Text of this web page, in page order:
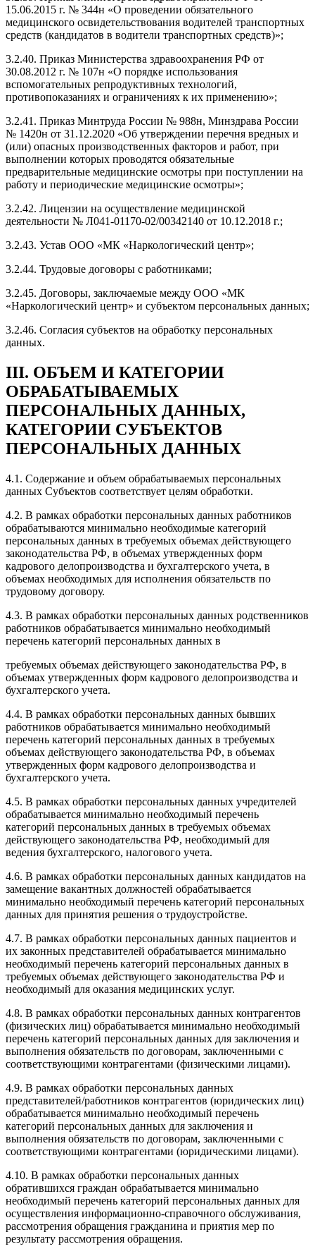
15.06.2015 г. № 344н «О проведении обязательного
медицинского освидетельствования водителей транспортных
средств (кандидатов в водители транспортных средств)»;
3.2.40. Приказ Министерства здравоохранения РФ от
30.08.2012 г. № 107н «О порядке использования
вспомогательных репродуктивных технологий,
противопоказаниях и ограничениях к их применению»;
3.2.41. Приказ Минтруда России № 988н, Минздрава России
№ 1420н от 31.12.2020 «Об утверждении перечня вредных и
(или) опасных производственных факторов и работ, при
выполнении которых проводятся обязательные
предварительные медицинские осмотры при поступлении на
работу и периодические медицинские осмотры»;
3.2.42. Лицензии на осуществление медицинской
деятельности № Л041-01170-02/00342140 от 10.12.2018 г.;
3.2.43. Устав ООО «МК «Наркологический центр»;
3.2.44. Трудовые договоры с работниками;
3.2.45. Договоры, заключаемые между ООО «МК
«Наркологический центр» и субъектом персональных данных;
3.2.46. Согласия субъектов на обработку персональных
данных.
III. ОБЪЕМ И КАТЕГОРИИ
ОБРАБАТЫВАЕМЫХ
ПЕРСОНАЛЬНЫХ ДАННЫХ,
КАТЕГОРИИ СУБЪЕКТОВ
ПЕРСОНАЛЬНЫХ ДАННЫХ
4.1. Содержание и объем обрабатываемых персональных
данных Субъектов соответствует целям обработки.
4.2. В рамках обработки персональных данных работников
обрабатываются минимально необходимые категорий
персональных данных в требуемых объемах действующего
законодательства РФ, в объемах утвержденных форм
кадрового делопроизводства и бухгалтерского учета, в
объемах необходимых для исполнения обязательств по
трудовому договору.
4.3. В рамках обработки персональных данных родственников
работников обрабатывается минимально необходимый
перечень категорий персональных данных в
требуемых объемах действующего законодательства РФ, в
объемах утвержденных форм кадрового делопроизводства и
бухгалтерского учета.
4.4. В рамках обработки персональных данных бывших
работников обрабатывается минимально необходимый
перечень категорий персональных данных в требуемых
объемах действующего законодательства РФ, в объемах
утвержденных форм кадрового делопроизводства и
бухгалтерского учета.
4.5. В рамках обработки персональных данных учредителей
обрабатывается минимально необходимый перечень
категорий персональных данных в требуемых объемах
действующего законодательства РФ, необходимый для
ведения бухгалтерского, налогового учета.
4.6. В рамках обработки персональных данных кандидатов на
замещение вакантных должностей обрабатывается
минимально необходимый перечень категорий персональных
данных для принятия решения о трудоустройстве.
4.7. В рамках обработки персональных данных пациентов и
их законных представителей обрабатывается минимально
необходимый перечень категорий персональных данных в
требуемых объемах действующего законодательства РФ и
необходимый для оказания медицинских услуг.
4.8. В рамках обработки персональных данных контрагентов
(физических лиц) обрабатывается минимально необходимый
перечень категорий персональных данных для заключения и
выполнения обязательств по договорам, заключенными с
соответствующими контрагентами (физическими лицами).
4.9. В рамках обработки персональных данных
представителей/работников контрагентов (юридических лиц)
обрабатывается минимально необходимый перечень
категорий персональных данных для заключения и
выполнения обязательств по договорам, заключенными с
соответствующими контрагентами (юридическими лицами).
4.10. В рамках обработки персональных данных
обратившихся граждан обрабатывается минимально
необходимый перечень категорий персональных данных для
осуществления информационно-справочного обслуживания,
рассмотрения обращения гражданина и приятия мер по
результату рассмотрения обращения.